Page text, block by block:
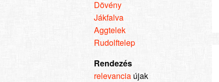
Dövény
Jákfalva
Aggtelek
Rudolftelep
Rendezés
relevancia újak